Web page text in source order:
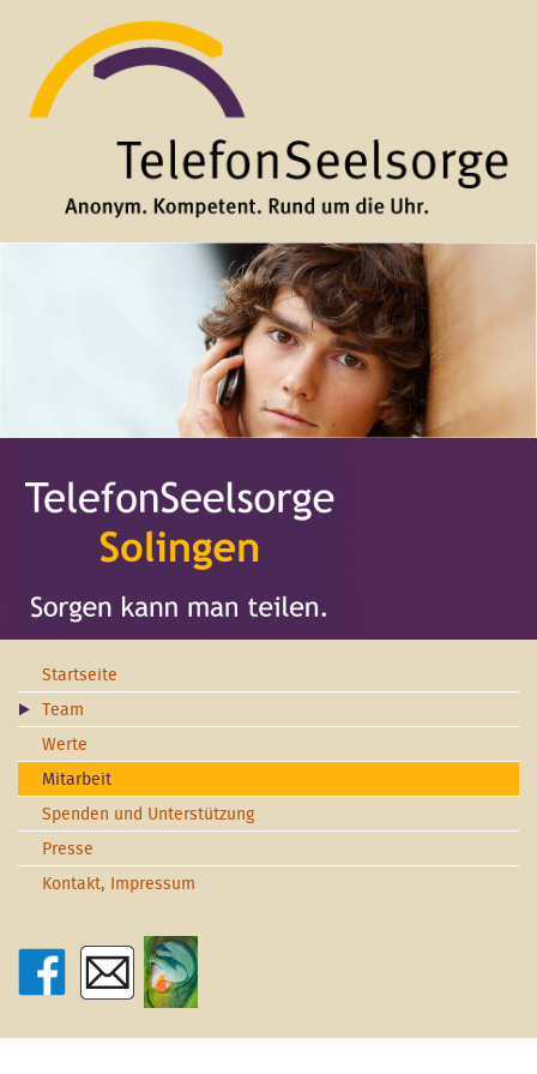
Startseite
Team
Werte
Mitarbeit
Spenden und Unterstützung
Presse
Kontakt, Impressum